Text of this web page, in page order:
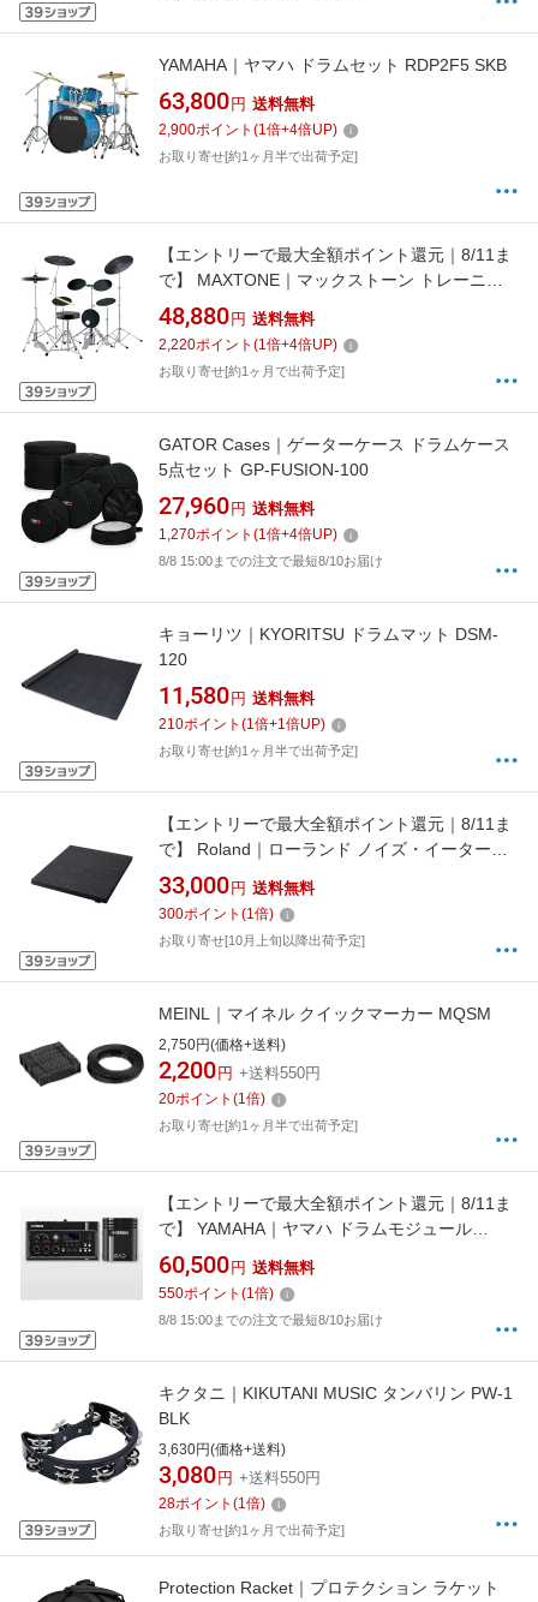
YAMAHA｜ヤマハ ドラムセット RDP2F5 SKB
63,800 円 送料無料
2,900ポイント (1倍+4倍UP)
お取り寄せ[約1ヶ月半で出荷予定]
【エントリーで最大全額ポイント還元｜8/11ま
で】 MAXTONE｜マックストーン トレーニン
グドラムセット TD-5CST
48,880 円 送料無料
2,220ポイント (1倍+4倍UP)
お取り寄せ[約1ヶ月で出荷予定]
GATOR Cases｜ゲーターケース ドラムケース
5点セット GP-FUSION-100
27,960 円 送料無料
1,270ポイント (1倍+4倍UP)
8/8 15:00までの注文で最短8/10お届け
キョーリツ｜KYORITSU ドラムマット DSM-
120
11,580 円 送料無料
210ポイント (1倍+1倍UP)
お取り寄せ[約1ヶ月半で出荷予定]
【エントリーで最大全額ポイント還元｜8/11ま
で】 Roland｜ローランド ノイズ・イーター・
ベース NE-100B
33,000 円 送料無料
300ポイント (1倍)
お取り寄せ[10月上旬以降出荷予定]
MEINL｜マイネル クイックマーカー MQSM
2,750円(価格+送料)
2,200 円 +送料550円
20ポイント (1倍)
お取り寄せ[約1ヶ月半で出荷予定]
【エントリーで最大全額ポイント還元｜8/11ま
で】 YAMAHA｜ヤマハ ドラムモジュール
EAD10 EAD10J
60,500 円 送料無料
550ポイント (1倍)
8/8 15:00までの注文で最短8/10お届け
キクタニ｜KIKUTANI MUSIC タンバリン PW-1
BLK
3,630円(価格+送料)
3,080 円 +送料550円
28ポイント (1倍)
お取り寄せ[約1ヶ月で出荷予定]
Protection Racket｜プロテクション ラケット